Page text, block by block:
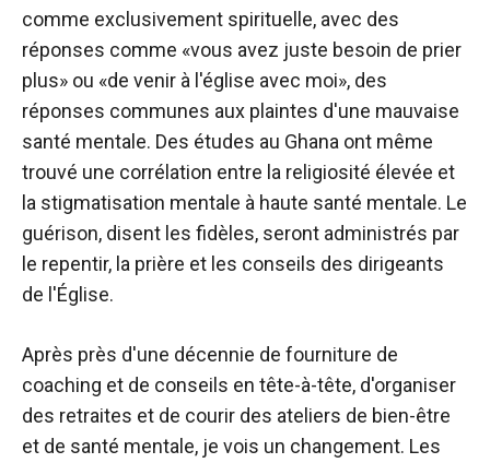
comme exclusivement spirituelle, avec des
réponses comme «vous avez juste besoin de prier
plus» ou «de venir à l'église avec moi», des
réponses communes aux plaintes d'une mauvaise
santé mentale. Des études au Ghana ont même
trouvé une corrélation entre la religiosité élevée et
la stigmatisation mentale à haute santé mentale. Le
guérison, disent les fidèles, seront administrés par
le repentir, la prière et les conseils des dirigeants
de l'Église.
Après près d'une décennie de fourniture de
coaching et de conseils en tête-à-tête, d'organiser
des retraites et de courir des ateliers de bien-être
et de santé mentale, je vois un changement. Les